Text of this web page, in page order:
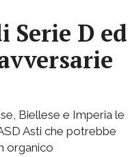
Serie D ed
Biellese e Imperia le
Asti che potrebbe
organico